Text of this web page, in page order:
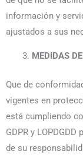
información y
ajustados a sus
MEDIDAS
Que de
vigentes en
está cumpliendo
GDPR y
de su